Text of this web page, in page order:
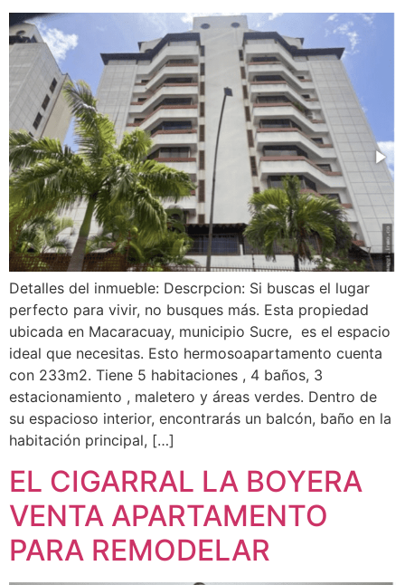
Detalles del inmueble: Descrpcion: Si buscas el lugar
perfecto para vivir, no busques más. Esta propiedad
ubicada en Macaracuay, municipio Sucre, es el espacio
ideal que necesitas. Esto hermosoapartamento cuenta
con 233m2. Tiene 5 habitaciones , 4 baños, 3
estacionamiento , maletero y áreas verdes. Dentro de
su espacioso interior, encontrarás un balcón, baño en la
habitación principal, […]
EL CIGARRAL LA BOYERA
VENTA APARTAMENTO
PARA REMODELAR